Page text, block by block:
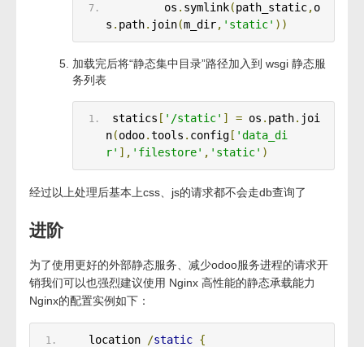
         os
. symlink(path_static,o
s . path. join(m_dir, 'static' ))
加载完后将“静态集中目录”路径加入到 wsgi 静态服
务列表
statics [ '/static' ] = os . path. joi
n(odoo.tools . config[ 'data_di
r' ], 'filestore' , 'static' )
经过以上处理后基本上css、js的请求都不会走db查询了
进阶
为了使用更好的外部静态服务、减少odoo服务进程的请求开
销我们可以也强烈建议使用 Nginx 高性能的静态承载能力
Nginx的配置实例如下：
    location
/static {